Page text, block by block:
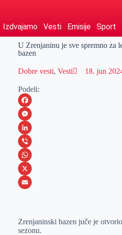
Izdvajamo Vesti Emisije Sport
U Zrenjaninu je sve spremno za
bazen
Dobre vesti, Vesti 18. jun
Podeli:
F
a
c
e
b
o
M
e
s
s
e
e
L
i
n
k
I
V
i
b
W
h
s
X
a
Zrenjaninski bazen juče je
sezonu.